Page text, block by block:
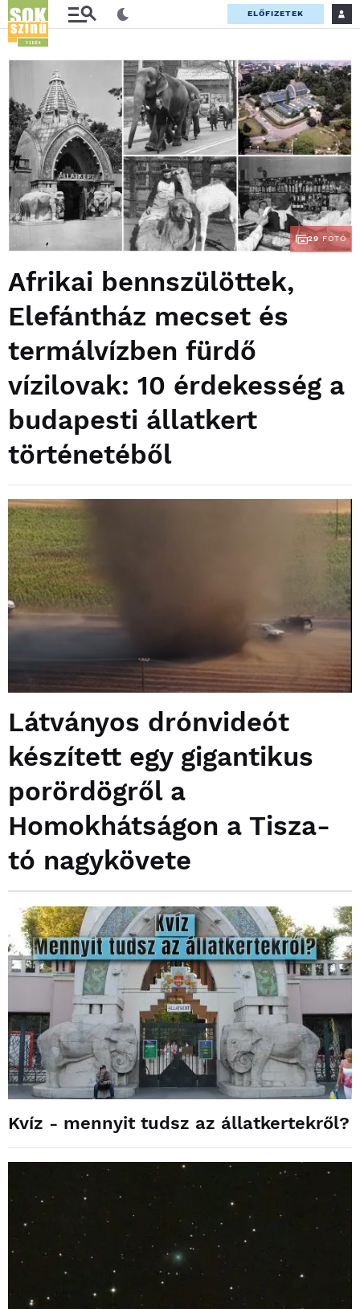
ELŐFIZETEK
29 FOTÓ
Afrikai bennszülöttek,
Elefántház mecset és
termálvízben fürdő
vízilovak: 10 érdekesség a
budapesti állatkert
történetéből
Látványos drónvideót
készített egy gigantikus
porördögről a
Homokhátságon a Tisza-
tó nagykövete
Kvíz - mennyit tudsz az állatkertekről?